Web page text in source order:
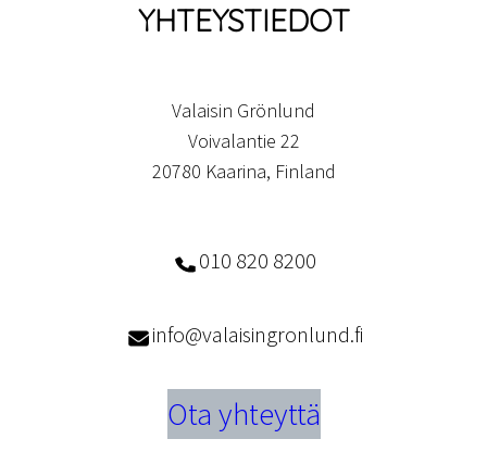
YHTEYSTIEDOT
Valaisin Grönlund
Voivalantie 22
20780 Kaarina, Finland
010 820 8200
info@valaisingronlund.fi
Ota yhteyttä